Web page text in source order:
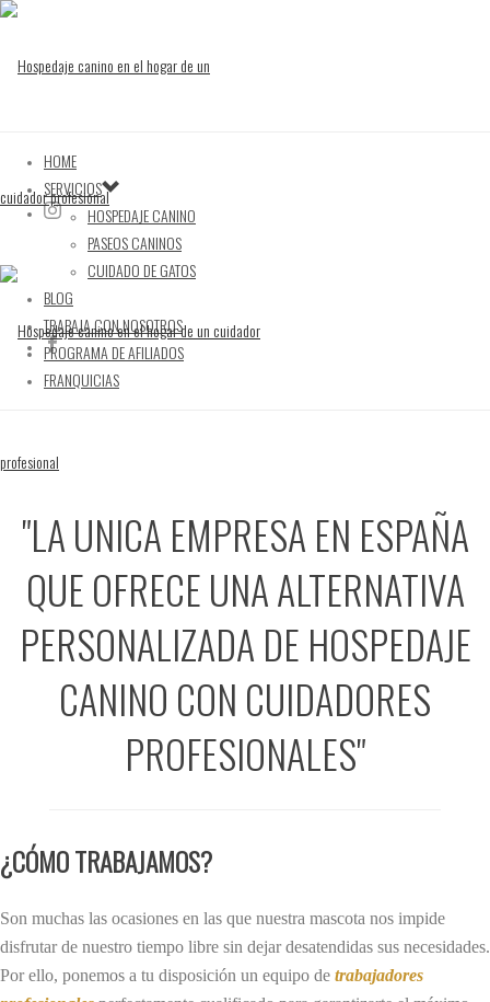
HOME
SERVICIOS
HOSPEDAJE CANINO
PASEOS CANINOS
CUIDADO DE GATOS
BLOG
TRABAJA CON NOSOTROS
PROGRAMA DE AFILIADOS
FRANQUICIAS
"LA UNICA EMPRESA EN ESPAÑA
QUE OFRECE UNA ALTERNATIVA
PERSONALIZADA DE HOSPEDAJE
CANINO CON CUIDADORES
PROFESIONALES"
¿CÓMO TRABAJAMOS?
Son muchas las ocasiones en las que nuestra mascota nos impide
disfrutar de nuestro tiempo libre sin dejar desatendidas sus necesidades.
Por ello, ponemos a tu disposición un equipo de trabajadores